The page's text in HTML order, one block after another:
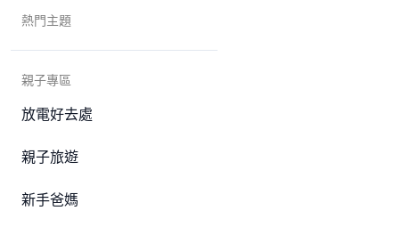
熱門主題
親子專區
放電好去處
親子旅遊
新手爸媽